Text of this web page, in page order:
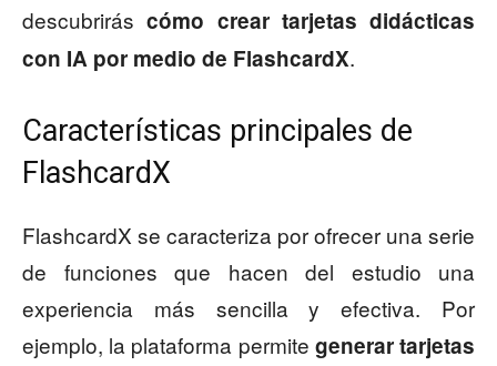
descubriráscómo crear tarjetas didácticas
con IA por medio de FlashcardX.
Características principales de
FlashcardX
FlashcardX se caracteriza por ofrecer una serie
de funciones que hacen del estudio una
experiencia más sencilla y efectiva. Por
ejemplo, la plataforma permite generar tarjetas